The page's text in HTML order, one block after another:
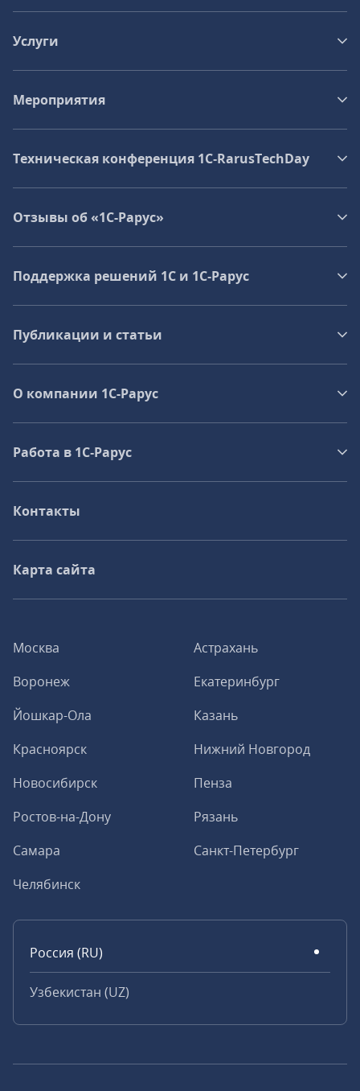
Москва
Астрахань
Воронеж
Екатеринбург
Йошкар-Ола
Казань
Красноярск
Нижний Новгород
Новосибирск
Пенза
Ростов-на-Дону
Рязань
Самара
Санкт-Петербург
Челябинск
Россия (RU)
Узбекистан (UZ)
Услуги
Мероприятия
Техническая конференция 1C‑RarusTechDay
Отзывы об «1С-Рарус»
Поддержка решений 1С и 1С‑Рарус
Публикации и статьи
О компании 1C-Рарус
Работа в 1С‑Рарус
Контакты
Карта сайта